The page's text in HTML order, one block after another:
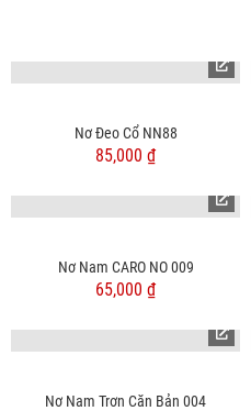
Nơ Đeo Cổ NN88
85,000 ₫
Nơ Nam CARO NO 009
65,000 ₫
Nơ Nam Trơn Căn Bản 004